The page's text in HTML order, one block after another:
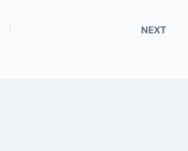
NEXT